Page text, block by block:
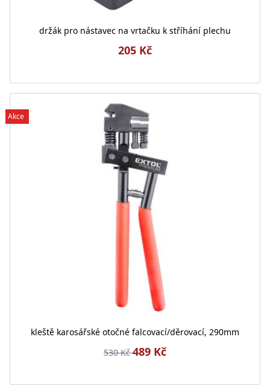
držák pro nástavec na vrtačku k stříhání plechu
205 Kč
Akce
kleště karosářské otočné falcovací/děrovací, 290mm
530 Kč489 Kč